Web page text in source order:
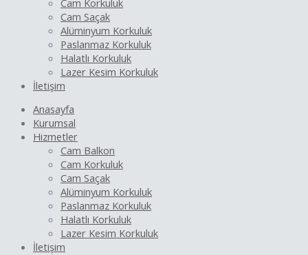
Cam Saçak
Alüminyum Korkuluk
Paslanmaz Korkuluk
Halatlı Korkuluk
Lazer Kesim Korkuluk
İletişim
Anasayfa
Kurumsal
Hizmetler
Cam Balkon
Cam Korkuluk
Cam Saçak
Alüminyum Korkuluk
Paslanmaz Korkuluk
Halatlı Korkuluk
Lazer Kesim Korkuluk
İletişim